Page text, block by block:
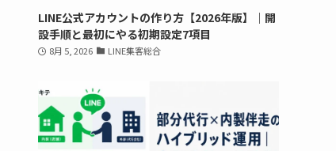
LINE公式アカウントの作り方【2026年版】｜開
設手順と最初にやる初期設定7項目
8月 5, 2026 LINE集客総合